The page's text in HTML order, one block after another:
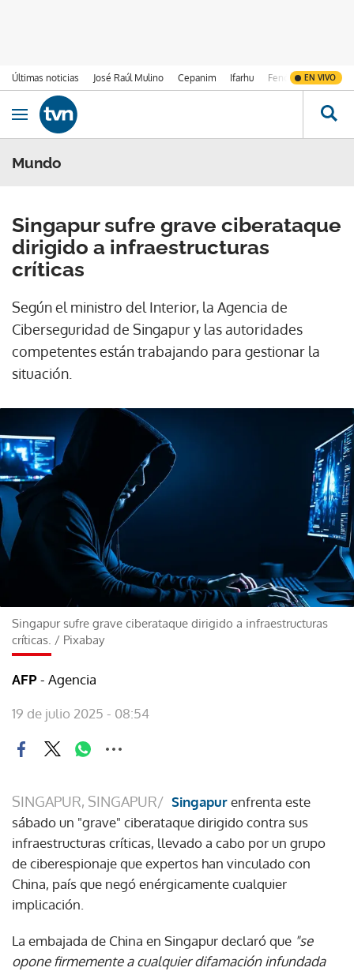
Últimas noticias José Raúl Mulino Cepanim Ifarhu Fenómeno de El
EN VIVO
Ir al contenido
Obrir navegació
Mundo
Singapur sufre grave ciberataque
dirigido a infraestructuras
críticas
Según el ministro del Interior, la Agencia de
Ciberseguridad de Singapur y las autoridades
competentes están trabajando para gestionar la
situación.
Singapur sufre grave ciberataque dirigido a infraestructuras
críticas. / Pixabay
AFP - Agencia
19 de julio 2025 - 08:54
SINGAPUR, SINGAPUR/ Singapurenfrenta este
sábado un "grave" ciberataque dirigido contra sus
infraestructuras críticas, llevado a cabo por un grupo
de ciberespionaje que expertos han vinculado con
China, país que negó enérgicamente cualquier
implicación.
La embajada de China en Singapur declaró que "se
opone firmemente a cualquier difamación infundada